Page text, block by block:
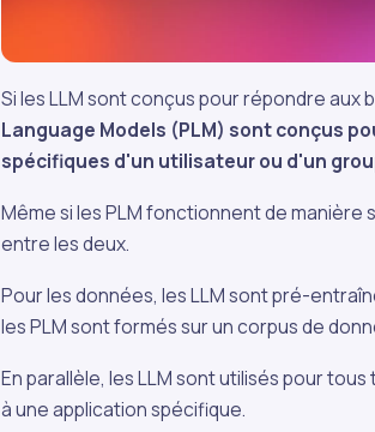
Si les LLM sont conçus pour répondre aux
Language Models (PLM) sont conçus
spécifiques d'un utilisateur ou d'un
Même si les PLM fonctionnent de manière
entre les deux.
Pour les données, les LLM sont pré-
les PLM sont formés sur un corpus de
En parallèle, les LLM sont utilisés pour
à une application spécifique.